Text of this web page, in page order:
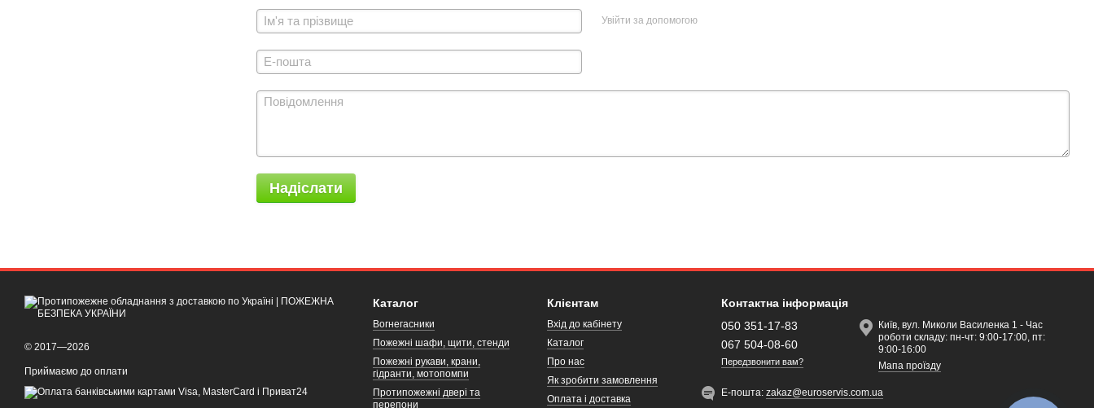
Увійти за допомогою
Надіслати
© 2017—2026
Приймаємо до оплати
Каталог
Вогнегасники
Пожежні шафи, щити, стенди
Пожежні рукави, крани,
гідранти, мотопомпи
Протипожежні двері та
перепони
Клієнтам
Вхід до кабінету
Каталог
Про нас
Як зробити замовлення
Оплата і доставка
Контактна інформація
050 351-17-83
067 504-08-60
Передзвонити вам?
Київ, вул. Миколи Василенка 1 - Час
роботи складу: пн-чт: 9:00-17:00, пт:
9:00-16:00
Мапа проїзду
Е-пошта:zakaz@euroservis.com.ua